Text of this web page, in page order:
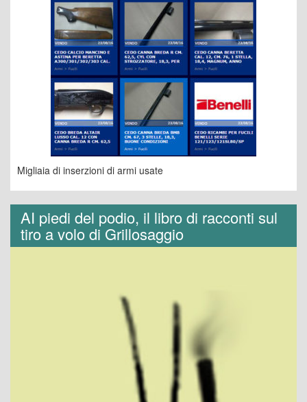
Migliaia di inserzioni di armi usate
AI piedi del podio, il libro di racconti sul
tiro a volo di Grillosaggio